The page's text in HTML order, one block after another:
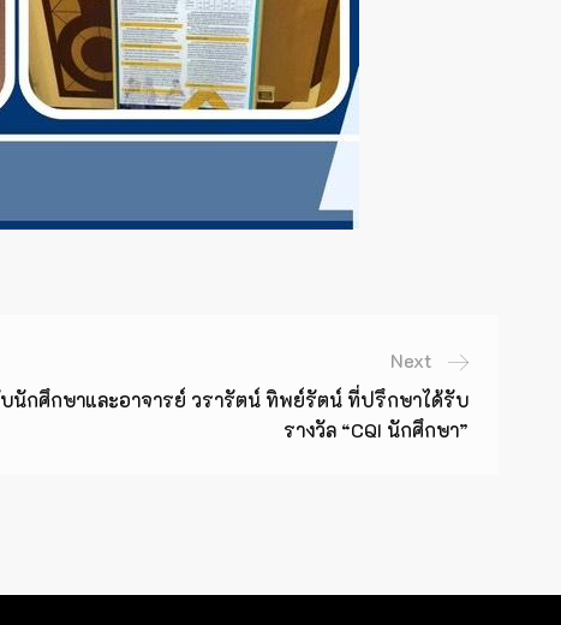
Next
นักศึกษาและอาจารย์ วรารัตน์ ทิพย์รัตน์ ที่ปรึกษาได้รับ
รางวัล “CQI นักศึกษา”